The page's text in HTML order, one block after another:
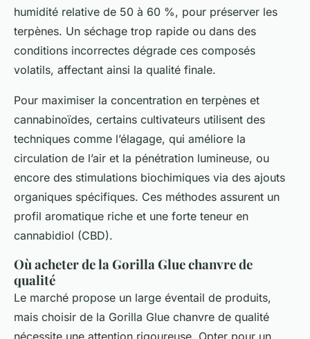
humidité relative de 50 à 60 %, pour préserver les
terpènes. Un séchage trop rapide ou dans des
conditions incorrectes dégrade ces composés
volatils, affectant ainsi la qualité finale.
Pour maximiser la concentration en terpènes et
cannabinoïdes, certains cultivateurs utilisent des
techniques comme l’élagage, qui améliore la
circulation de l’air et la pénétration lumineuse, ou
encore des stimulations biochimiques via des ajouts
organiques spécifiques. Ces méthodes assurent un
profil aromatique riche et une forte teneur en
cannabidiol (CBD).
Où acheter de la Gorilla Glue chanvre de
qualité
Le marché propose un large éventail de produits,
mais choisir de la Gorilla Glue chanvre de qualité
nécessite une attention rigoureuse. Opter pour un